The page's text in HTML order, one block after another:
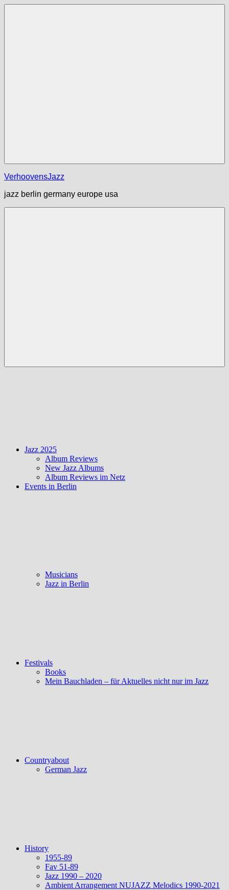
Zum
VerhoovensJazz
jazz berlin germany europe usa
Jazz 2025
Album Reviews
New Jazz Albums
Album Reviews im Netz
Events in Berlin
Musicians
Jazz in Berlin
Festivals
Books
Mein Bauchladen – für Aktuelles nicht nur im Jazz
Countryabout
German Jazz
History
1955-89
Fav 51-89
Jazz 1990 – 2020
Ambient Arrangement NUJAZZ Melodics 1990-2021